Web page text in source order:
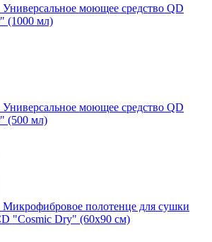
Универсальное моющее средство QD
(1000 мл)
Универсальное моющее средство QD
(500 мл)
Микрофибровое полотенце для сушки
"Cosmic Dry" (60х90 см)